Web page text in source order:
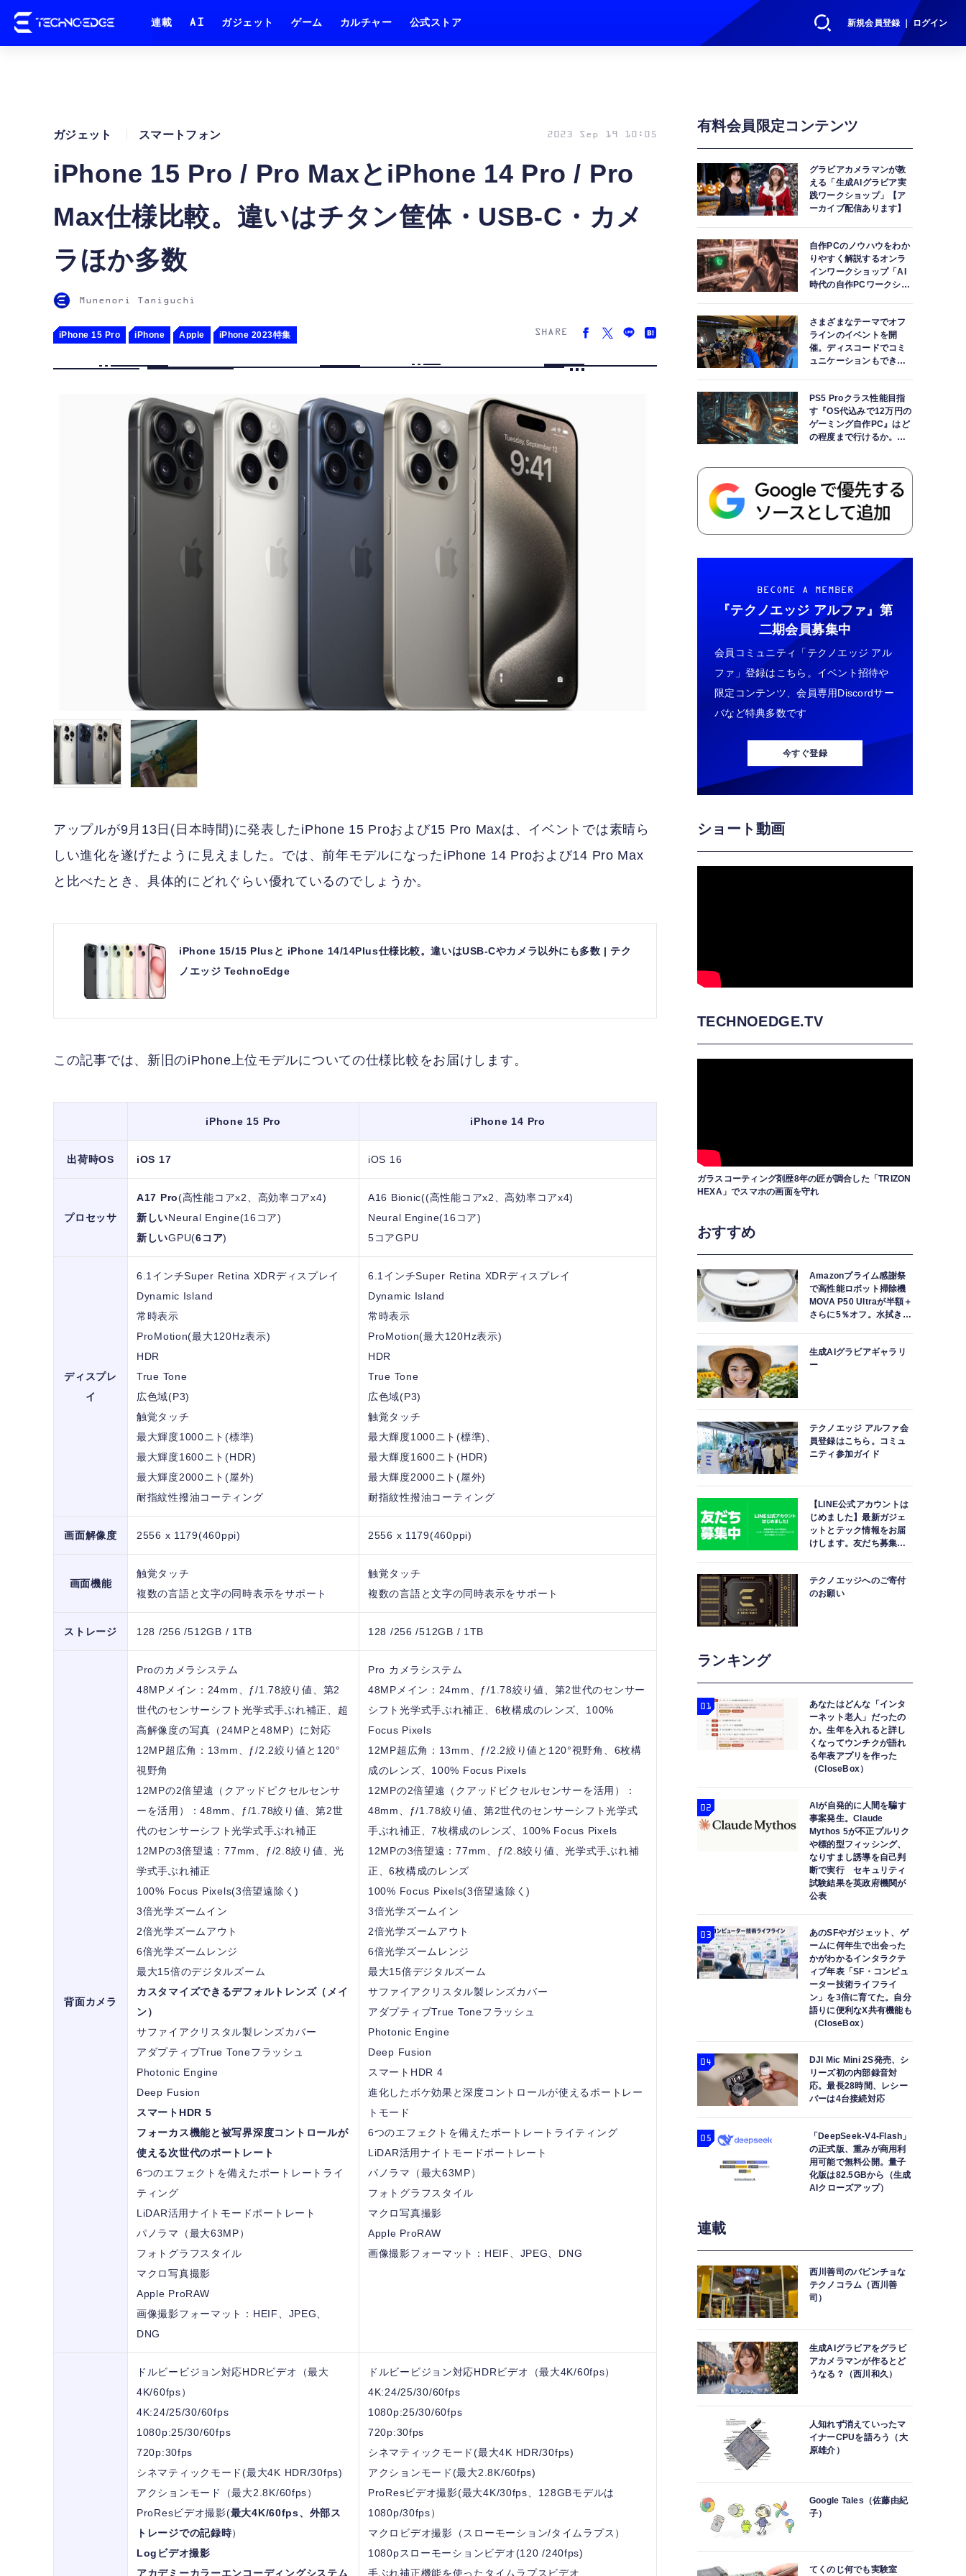
新規会員登録 ｜ ログイン
連載 AI ガジェット ゲーム カルチャー 公式ストア
iPhone 15 Pro / Pro MaxとiPhone 14 Pro / Pro
Max仕様比較。違いはチタン筐体・USB-C・カメ
ラほか多数
ガジェット スマートフォン 2023 Sep 19 10:05
Munenori Taniguchi
iPhone 15 Pro iPhone Apple iPhone 2023特集 SHARE
アップルが9月13日(日本時間)に発表したiPhone 15 Proおよび15 Pro Maxは、イベントでは素晴ら
しい進化を遂げたように見えました。では、前年モデルになったiPhone 14 Proおよび14 Pro Max
と比べたとき、具体的にどれぐらい優れているのでしょうか。
iPhone 15/15 Plusと iPhone 14/14Plus仕様比較。違いはUSB-Cやカメラ以外にも多数 | テク
ノエッジ TechnoEdge
この記事では、新旧のiPhone上位モデルについての仕様比較をお届けします。
iPhone 15 Pro iPhone 14 Pro
出荷時OS iOS 17 iOS 16
プロセッサ
A17 Pro(高性能コアx2、高効率コアx4)
新しいNeural Engine(16コア)
新しいGPU(6コア)
A16 Bionic((高性能コアx2、高効率コアx4)
Neural Engine(16コア)
5コアGPU
ディスプレ
イ
6.1インチSuper Retina XDRディスプレイ
Dynamic Island
常時表示
ProMotion(最大120Hz表示)
HDR
True Tone
広色域(P3)
触覚タッチ
最大輝度1000ニト(標準)
最大輝度1600ニト(HDR)
最大輝度2000ニト(屋外)
耐指紋性撥油コーティング
6.1インチSuper Retina XDRディスプレイ
Dynamic Island
常時表示
ProMotion(最大120Hz表示)
HDR
True Tone
広色域(P3)
触覚タッチ
最大輝度1000ニト(標準)、
最大輝度1600ニト(HDR)
最大輝度2000ニト(屋外)
耐指紋性撥油コーティング
画面解像度 2556 x 1179(460ppi) 2556 x 1179(460ppi)
画面機能
触覚タッチ
複数の言語と文字の同時表示をサポート
触覚タッチ
複数の言語と文字の同時表示をサポート
ストレージ 128 /256 /512GB / 1TB 128 /256 /512GB / 1TB
背面カメラ
Proのカメラシステム
48MPメイン：24mm、ƒ/1.78絞り値、第2
世代のセンサーシフト光学式手ぶれ補正、超
高解像度の写真（24MPと48MP）に対応
12MP超広角：13mm、ƒ/2.2絞り値と120°
視野角
12MPの2倍望遠（クアッドピクセルセンサ
ーを活用）：48mm、ƒ/1.78絞り値、第2世
代のセンサーシフト光学式手ぶれ補正
12MPの3倍望遠：77mm、ƒ/2.8絞り値、光
学式手ぶれ補正
100% Focus Pixels(3倍望遠除く)
3倍光学ズームイン
2倍光学ズームアウト
6倍光学ズームレンジ
最大15倍のデジタルズーム
カスタマイズできるデフォルトレンズ（メイ
ン）
サファイアクリスタル製レンズカバー
アダプティブTrue Toneフラッシュ
Photonic Engine
Deep Fusion
スマートHDR 5
フォーカス機能と被写界深度コントロールが
使える次世代のポートレート
6つのエフェクトを備えたポートレートライ
ティング
LiDAR活用ナイトモードポートレート
パノラマ（最大63MP）
フォトグラフスタイル
マクロ写真撮影
Apple ProRAW
画像撮影フォーマット：HEIF、JPEG、
DNG
Pro カメラシステム
48MPメイン：24mm、ƒ/1.78絞り値、第2世代のセンサー
シフト光学式手ぶれ補正、6枚構成のレンズ、100%
Focus Pixels
12MP超広角：13mm、ƒ/2.2絞り値と120°視野角、6枚構
成のレンズ、100% Focus Pixels
12MPの2倍望遠（クアッドピクセルセンサーを活用）：
48mm、ƒ/1.78絞り値、第2世代のセンサーシフト光学式
手ぶれ補正、7枚構成のレンズ、100% Focus Pixels
12MPの3倍望遠：77mm、ƒ/2.8絞り値、光学式手ぶれ補
正、6枚構成のレンズ
100% Focus Pixels(3倍望遠除く)
3倍光学ズームイン
2倍光学ズームアウト
6倍光学ズームレンジ
最大15倍デジタルズーム
サファイアクリスタル製レンズカバー
アダプティブTrue Toneフラッシュ
Photonic Engine
Deep Fusion
スマートHDR 4
進化したボケ効果と深度コントロールが使えるポートレー
トモード
6つのエフェクトを備えたポートレートライティング
LiDAR活用ナイトモードポートレート
パノラマ（最大63MP）
フォトグラフスタイル
マクロ写真撮影
Apple ProRAW
画像撮影フォーマット：HEIF、JPEG、DNG
ドルビービジョン対応HDRビデオ（最大
4K/60fps）
4K:24/25/30/60fps
1080p:25/30/60fps
720p:30fps
シネマティックモード(最大4K HDR/30fps)
アクションモード（最大2.8K/60fps）
ProResビデオ撮影(最大4K/60fps、外部ス
トレージでの記録時）
Logビデオ撮影
アカデミーカラーエンコーディングシステム
ドルビービジョン対応HDRビデオ（最大4K/60fps）
4K:24/25/30/60fps
1080p:25/30/60fps
720p:30fps
シネマティックモード(最大4K HDR/30fps)
アクションモード(最大2.8K/60fps)
ProResビデオ撮影(最大4K/30fps、128GBモデルは
1080p/30fps）
マクロビデオ撮影（スローモーション/タイムラプス）
1080pスローモーションビデオ(120 /240fps)
手ぶれ補正機能を使ったタイムラプスビデオ
有料会員限定コンテンツ
グラビアカメラマンが教
える「生成AIグラビア実
践ワークショップ」【ア
ーカイブ配信あります】
自作PCのノウハウをわか
りやすく解説するオンラ
インワークショップ「AI
時代の自作PCワークショ
さまざまなテーマでオフ
ラインのイベントを開
催。ディスコードでコミ
ュニケーションもできま
PS5 Proクラス性能目指
す『OS代込みで12万円の
ゲーミング自作PC』はど
の程度まで行けるか。
BECOME A MEMBER
『テクノエッジ アルファ』 第
二期会員募集中
会員コミュニティ「テクノエッジ アル
ファ」登録はこちら。イベント招待や
限定コンテンツ、会員専用Discordサー
バなど特典多数です
今すぐ登録
ショート動画
TECHNOEDGE.TV
ガラスコーティング剤歴8年の匠が調合した「TRIZON
HEXA」でスマホの画面を守れ
おすすめ
Amazonプライム感謝祭
で高性能ロボット掃除機
MOVA P50 Ultraが半額＋
さらに5％オフ。水拭きモ
生成AIグラビアギャラリ
ー
テクノエッジ アルファ会
員登録はこちら。コミュ
ニティ参加ガイド
【LINE公式アカウントは
じめました】最新ガジェ
ットとテック情報をお届
けします。友だち募集
テクノエッジへのご寄付
のお願い
ランキング
あなたはどんな「インタ
ーネット老人」だったの
か。生年を入れると詳し
くなってウンチクが語れ
る年表アプリを作った
（CloseBox）
AIが自発的に人間を騙す
事案発生。Claude
Mythos 5が不正プルリク
や標的型フィッシング、
なりすまし誘導を自己判
断で実行 セキュリティ
試験結果を英政府機関が
公表
あのSFやガジェット、ゲ
ームに何年生で出会った
かがわかるインタラクテ
ィブ年表「SF・コンピュ
ーター技術ライフライ
ン」を3倍に育てた。自分
語りに便利なX共有機能も
（CloseBox）
DJI Mic Mini 2S発売、シ
リーズ初の内部録音対
応。最長28時間、レシー
バーは4台接続対応
「DeepSeek-V4-Flash」
の正式版、重みが商用利
用可能で無料公開。量子
化版は82.5GBから（生成
AIクローズアップ）
連載
西川善司のバビンチョな
テクノコラム（西川善
司）
生成AIグラビアをグラビ
アカメラマンが作るとど
うなる？（西川和久）
人知れず消えていったマ
イナーCPUを語ろう（大
原雄介）
Google Tales（佐藤由紀
子）
てくのじ何でも実験室